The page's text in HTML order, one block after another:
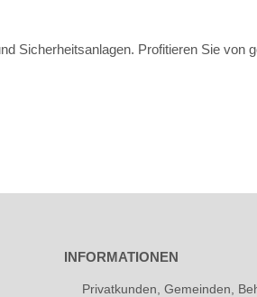
Sicherheitsanlagen. Profitieren Sie
INFORMATIONEN
Privatkunden, Gemeinden,